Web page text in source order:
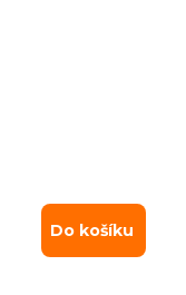
Do košíku